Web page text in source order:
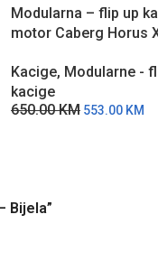
Modularna – flip up
motor Caberg Horus
Kacige, Modularne -
kacige
650.00KM 553.00 KM
Bijela”